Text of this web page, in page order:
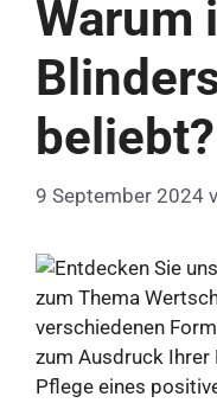
Warum
beliebt?
9 September 2024